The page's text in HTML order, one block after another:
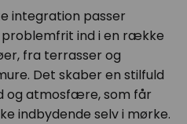
integration passer
ind i en række
fra terrasser og
Det skaber en stilfuld
og atmosfære, som får
indbydende selv i mørke.